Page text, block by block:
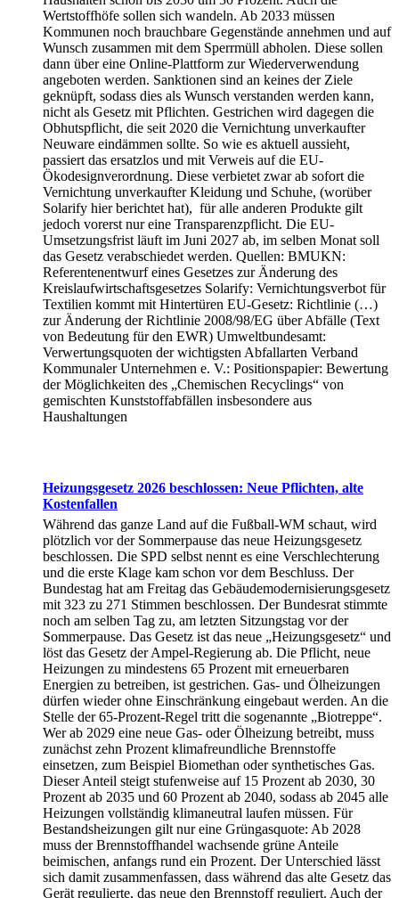
Wertstoffhöfe sollen sich wandeln. Ab 2033 müssen
Kommunen noch brauchbare Gegenstände annehmen und auf
Wunsch zusammen mit dem Sperrmüll abholen. Diese sollen
dann über eine Online-Plattform zur Wiederverwendung
angeboten werden. Sanktionen sind an keines der Ziele
geknüpft, sodass dies als Wunsch verstanden werden kann,
nicht als Gesetz mit Pflichten. Gestrichen wird dagegen die
Obhutspflicht, die seit 2020 die Vernichtung unverkaufter
Neuware eindämmen sollte. So wie es aktuell aussieht,
passiert das ersatzlos und mit Verweis auf die EU-
Ökodesignverordnung. Diese verbietet zwar ab sofort die
Vernichtung unverkaufter Kleidung und Schuhe, (worüber
Solarify hier berichtet hat), für alle anderen Produkte gilt
jedoch vorerst nur eine Transparenzpflicht. Die EU-
Umsetzungsfrist läuft im Juni 2027 ab, im selben Monat soll
das Gesetz verabschiedet werden. Quellen: BMUKN:
Referentenentwurf eines Gesetzes zur Änderung des
Kreislaufwirtschaftsgesetzes Solarify: Vernichtungsverbot für
Textilien kommt mit Hintertüren EU-Gesetz: Richtlinie (…)
zur Änderung der Richtlinie 2008/98/EG über Abfälle (Text
von Bedeutung für den EWR) Umweltbundesamt:
Verwertungsquoten der wichtigsten Abfallarten Verband
Kommunaler Unternehmen e. V.: Positionspapier: Bewertung
der Möglichkeiten des „Chemischen Recyclings“ von
gemischten Kunststoffabfällen insbesondere aus
Haushaltungen
Heizungsgesetz 2026 beschlossen: Neue Pflichten, alte
Kostenfallen
Während das ganze Land auf die Fußball-WM schaut, wird
plötzlich vor der Sommerpause das neue Heizungsgesetz
beschlossen. Die SPD selbst nennt es eine Verschlechterung
und die erste Klage kam schon vor dem Beschluss. Der
Bundestag hat am Freitag das Gebäudemodernisierungsgesetz
mit 323 zu 271 Stimmen beschlossen. Der Bundesrat stimmte
noch am selben Tag zu, am letzten Sitzungstag vor der
Sommerpause. Das Gesetz ist das neue „Heizungsgesetz“ und
löst das Gesetz der Ampel-Regierung ab. Die Pflicht, neue
Heizungen zu mindestens 65 Prozent mit erneuerbaren
Energien zu betreiben, ist gestrichen. Gas- und Ölheizungen
dürfen wieder ohne Einschränkung eingebaut werden. An die
Stelle der 65-Prozent-Regel tritt die sogenannte „Biotreppe“.
Wer ab 2029 eine neue Gas- oder Ölheizung betreibt, muss
zunächst zehn Prozent klimafreundliche Brennstoffe
einsetzen, zum Beispiel Biomethan oder synthetisches Gas.
Dieser Anteil steigt stufenweise auf 15 Prozent ab 2030, 30
Prozent ab 2035 und 60 Prozent ab 2040, sodass ab 2045 alle
Heizungen vollständig klimaneutral laufen müssen. Für
Bestandsheizungen gilt nur eine Grüngasquote: Ab 2028
muss der Brennstoffhandel wachsende grüne Anteile
beimischen, anfangs rund ein Prozent. Der Unterschied lässt
sich damit zusammenfassen, dass während das alte Gesetz das
Gerät regulierte, das neue den Brennstoff reguliert. Auch der